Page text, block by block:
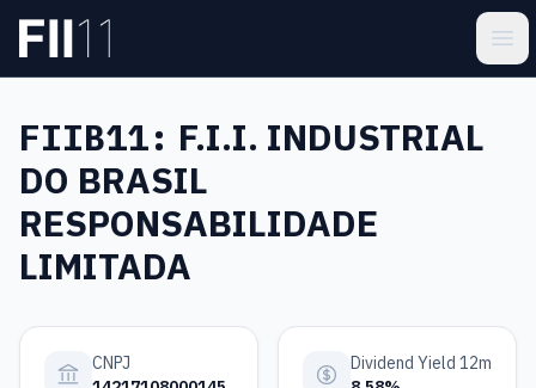
Pular para o conteúdo principal
FIIB11: F.I.I. INDUSTRIAL
DO BRASIL
RESPONSABILIDADE
LIMITADA
CNPJ
Dividend Yield 12m